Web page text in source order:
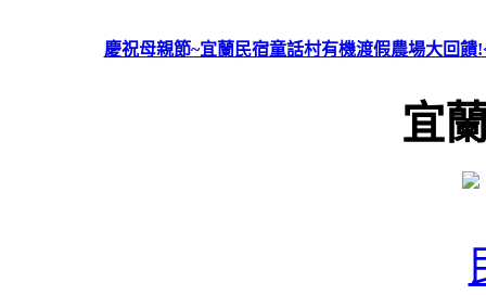
慶祝母親節~宜蘭民宿童話村有機渡假農場大回饋
宜